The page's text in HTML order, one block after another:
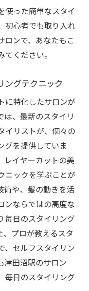
使った簡単なスタイ
初心者でも取り入れ
ロンで、あなたもこ
ください。
ングテクニック
に特化したサロンが
は、最新のスタイリ
イリストが、個々の
グを提供していま
レイヤーカットの美
ニックを学ぶことが
術や、髪の動きを活
ンならではの高度な
毎日のスタイリング
プロが教えるスタ
、セルフスタイリン
津田沼駅のサロン
毎日のスタイリング